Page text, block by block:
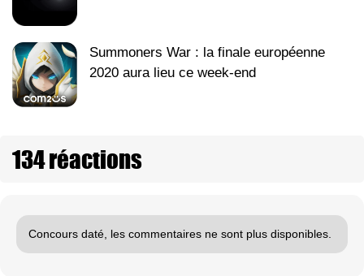
Summoners War : la finale européenne
2020 aura lieu ce week-end
134 réactions
Concours daté, les commentaires ne sont plus disponibles.